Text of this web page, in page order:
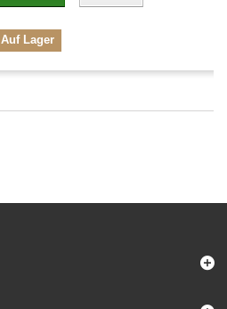
Auf Lager